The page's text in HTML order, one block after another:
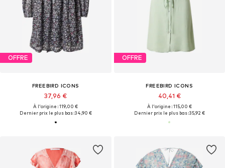
OFFRE
FREEBIRD ICONS
37,96 €
À l'origine : 119,00 €
Dernier prix le plus bas :34,90 €
OFFRE
FREEBIRD ICONS
40,41 €
À l'origine : 115,00 €
Dernier prix le plus bas :35,92 €